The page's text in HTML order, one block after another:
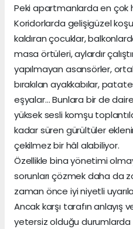
Peki apartmanlarda en çok
Koridorlarda gelişigüzel
kaldıran çocuklar,
masa örtüleri, aylardır
yapılmayan asansörler,
bırakılan ayakkabılar,
eşyalar… Bunlara bir de
yüksek sesli komşu
kadar süren gürültüler
çekilmez bir hâl alabiliyor.
Özellikle bina yönetimi
sorunları çözmek daha da
zaman önce iyi niyetli
Ancak karşı tarafın anlayış
yetersiz olduğu durumlarda